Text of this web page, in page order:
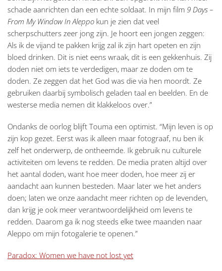
schade aanrichten dan een echte soldaat. In mijn film 9 Days –
From My Window In Aleppo kun je zien dat veel
scherpschutters zeer jong zijn. Je hoort een jongen zeggen:
Als ik de vijand te pakken krijg zal ik zijn hart opeten en zijn
bloed drinken. Dit is niet eens wraak, dit is een gekkenhuis. Zij
doden niet om iets te verdedigen, maar ze doden om te
doden. Ze zeggen dat het God was die via hen moordt. Ze
gebruiken daarbij symbolisch geladen taal en beelden. En de
westerse media nemen dit klakkeloos over.”
Ondanks de oorlog blijft Touma een optimist. “Mijn leven is op
zijn kop gezet. Eerst was ik alleen maar fotograaf, nu ben ik
zelf het onderwerp, de ontheemde. Ik gebruik nu culturele
activiteiten om levens te redden. De media praten altijd over
het aantal doden, want hoe meer doden, hoe meer zij er
aandacht aan kunnen besteden. Maar later we het anders
doen; laten we onze aandacht meer richten op de levenden,
dan krijg je ook meer verantwoordelijkheid om levens te
redden. Daarom ga ik nog steeds elke twee maanden naar
Aleppo om mijn fotogalerie te openen.”
Paradox: Women we have not lost yet